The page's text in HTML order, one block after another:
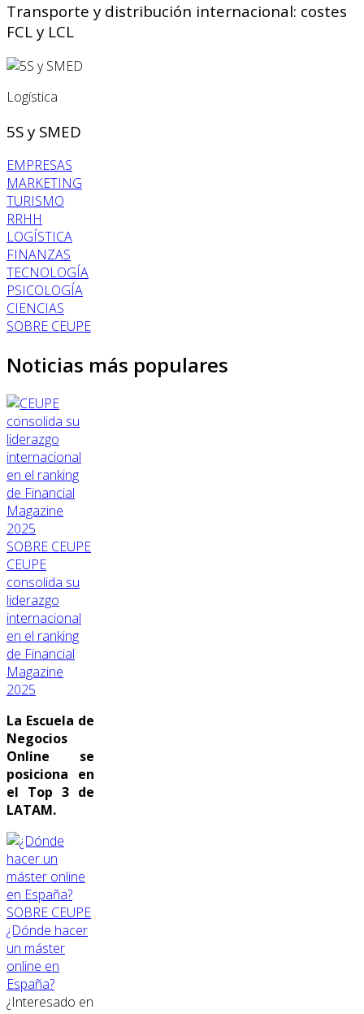
Transporte y distribución internacional: costes
FCL y LCL
Logística
5S y SMED
EMPRESAS
MARKETING
TURISMO
RRHH
LOGÍSTICA
FINANZAS
TECNOLOGÍA
PSICOLOGÍA
CIENCIAS
SOBRE CEUPE
Noticias más populares
SOBRE CEUPE
CEUPE
consolida su
liderazgo
internacional
en el ranking
de Financial
Magazine
2025
La Escuela de
Negocios
Online se
posiciona en
el Top 3 de
LATAM.
SOBRE CEUPE
¿Dónde hacer
un máster
online en
España?
¿Interesado en